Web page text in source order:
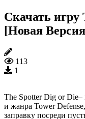
Скачать игру
[Новая
113
1
The Spotter Dig or Die–
и жанра Tower
заправку посреди